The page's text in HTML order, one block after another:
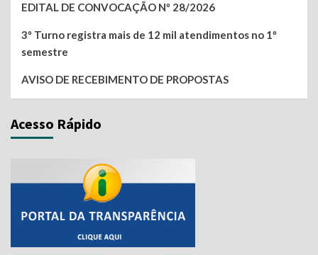
EDITAL DE CONVOCAÇÃO Nº 28/2026
3º Turno registra mais de 12 mil atendimentos no 1º
semestre
AVISO DE RECEBIMENTO DE PROPOSTAS
Acesso Rápido